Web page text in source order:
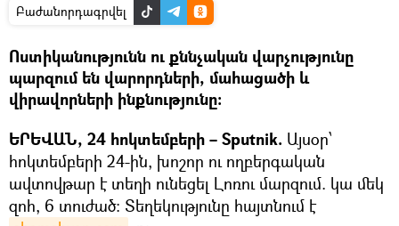
Բաժանորդագրվել
Ոստիկանությունն ու քննչական վարչությունը
պարզում են վարորդների, մահացածի և
վիրավորների ինքնությունը։
ԵՐԵՎԱՆ, 24 հոկտեմբերի – Sputnik. Այսօր՝
հոկտեմբերի 24-ին, խոշոր ու ողբերգական
ավտովթար է տեղի ունեցել Լոռու մարզում. կա մեկ
զոհ, 6 տուժած։ Տեղեկությունը հայտնում է